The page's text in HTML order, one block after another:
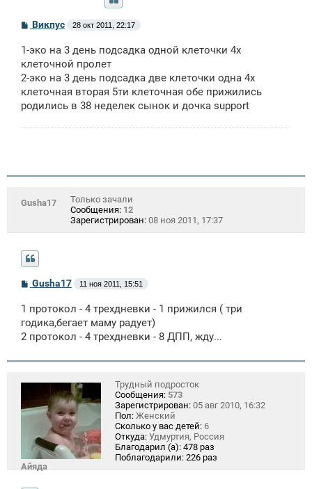
С
о
б
щ
н
и
Викпус 28 окт 2011, 22:17
1-эко на 3 день подсадка одной клеточки 4х
клеточной пролет
2-эко на 3 день подсадка две клеточки одна 4х
клеточная вторая 5ти клеточная обе прижились
родились в 38 неделек сынок и дочка support
Gusha17
Только зачали
Сообщения: 12
Зарегистрирован: 08 ноя 2011, 17:37
С
о
б
щ
е
н
е
Gusha17 11 ноя 2011, 15:51
1 протокол - 4 трехдневки - 1 прижился ( три
годика,бегает маму радует)
2 протокол - 4 трехдневки - 8 ДПП, жду...
Айяда
Трудный подросток
Сообщения: 573
Зарегистрирован: 05 авг 2010, 16:32
Пол: Женский
Сколько у вас детей: 6
Откуда: Удмуртия, Россия
Благодарил (а): 478 раз
Поблагодарили: 226 раз